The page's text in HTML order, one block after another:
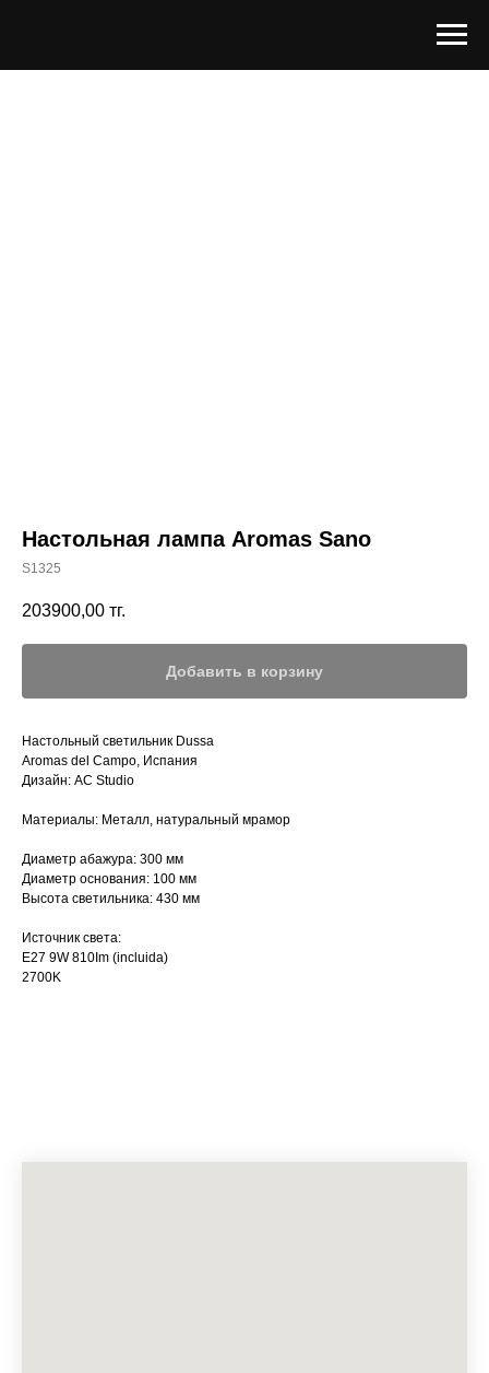
Настольная лампа Aromas Sano
S1325
203900,00 тг.
Добавить в корзину
Настольный светильник Dussa
Aromas del Campo, Испания
Дизайн: AC Studio
Материалы: Металл, натуральный мрамор
Диаметр абажура: 300 мм
Диаметр основания: 100 мм
Высота светильника: 430 мм
Источник света:
E27 9W 810Im (incluida)
2700K